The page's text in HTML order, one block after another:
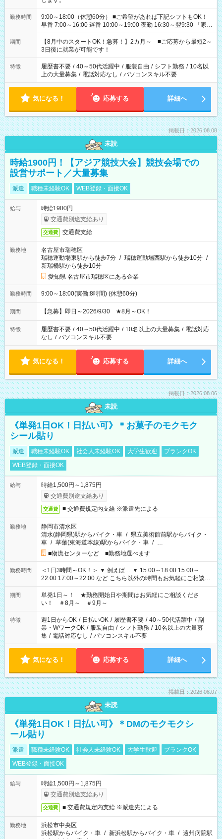
勤務時間
9:00～18:00（休憩60分） ■ご希望があれば下記シフトもOK！
早番 7:00～16:00 遅番 10:00～19:00 夜勤 16:30～翌9:30 「家族
と休みを合わせたい」 「余裕を持って夕飯の準備がしたい」
「できれば残業はしたくない」 など、ご希望を教えてください
ね。 ※Wワーク希望の方へ 今ご覧のお仕事で希望する勤務時間
と、もう1つのお仕事の勤務時間。 合計で週40時間を超える場
合は応募できません。
期間
【8月中のスタートOK！急募！】2カ月～ ■ご応募から最短2～
3日後に就業が可能です！
特徴 履歴書不要 / 40～50代活躍中 / 服装自由 / シフト勤務 / 10名以
上の大量募集 / 電話対応なし / パソコンスキル不要
気になる！ 応募する 詳細へ
掲載日：2026.08.08
未読
時給1900円！【アジア競技大会】競技会場での
設営サポート／大量募集
派遣 職種未経験OK WEB登録・面接OK
給与
時給1900円
交通費別途支給あり
交通費 交通費支給
勤務地
名古屋市瑞穂区
瑞穂運動場東駅から徒歩7分 / 瑞穂運動場西駅から徒歩10分 /
新瑞橋駅から徒歩10分
愛知県 名古屋市瑞穂区にある企業
勤務時間 9:00～18:00(実働:8時間) (休憩60分)
期間 【急募】即日～2026/9/30 ★8月～OK！
特徴 履歴書不要 / 40～50代活躍中 / 10名以上の大量募集 / 電話対応
なし / パソコンスキル不要
気になる！ 応募する 詳細へ
掲載日：2026.08.06
未読
《単発1日OK！日払い可》＊お菓子のモクモク
シール貼り
派遣 職種未経験OK 社会人未経験OK 大学生歓迎
ブランクOK
WEB登録・面接OK
給与
時給1,500円～1,875円
交通費別途支給あり
交通費 ■ 交通費規定内支給 ※派遣先による
勤務地
静岡市清水区
清水(静岡県)駅からバイク・車 / 県立美術館前駅からバイク・
車 / 草薙(東海道本線)駅からバイク・車 / …
■物流センターなど ■勤務地選べます
勤務時間
＜1日3時間～OK！＞ ▼ 例えば… ▼ 15:00～18:00 15:00～
22:00 17:00～22:00 など こちら以外の時間もお気軽にご相談く
ださい！
期間
単発1日～！ ★勤務開始日や期間はお気軽にご相談くださ
い！ ＃8月～ ＃9月～
特徴 週1日からOK / 日払いOK / 履歴書不要 / 40～50代活躍中 / 副
業・WワークOK / 服装自由 / シフト勤務 / 10名以上の大量募
集 / 電話対応なし / パソコンスキル不要
気になる！ 応募する 詳細へ
掲載日：2026.08.07
未読
《単発1日OK！日払い可》＊DMのモクモクシ
ール貼り
派遣 職種未経験OK 社会人未経験OK 大学生歓迎
ブランクOK
WEB登録・面接OK
給与
時給1,500円～1,875円
交通費別途支給あり
交通費 ■ 交通費規定内支給 ※派遣先による
勤務地
浜松市中央区
浜松駅からバイク・車 / 新浜松駅からバイク・車 / 遠州病院駅